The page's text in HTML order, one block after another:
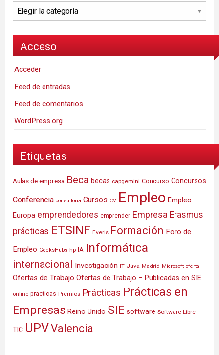
Categorías
Acceso
Acceder
Feed de entradas
Feed de comentarios
WordPress.org
Etiquetas
Aulas de empresa Beca becas capgemini Concurso Concursos
Conferencia consultoria Cursos CV Empleo Empleo
Europa emprendedores emprender Empresa Erasmus
prácticas ETSINF Everis Formación Foro de
Empleo GeeksHubs hp IA Informática
internacional Investigación IT Java Madrid Microsoft oferta
Ofertas de Trabajo Ofertas de Trabajo – Publicadas en SIE
online practicas Premios Prácticas Prácticas en
Empresas Reino Unido SIE software Software Libre
TIC UPVValencia